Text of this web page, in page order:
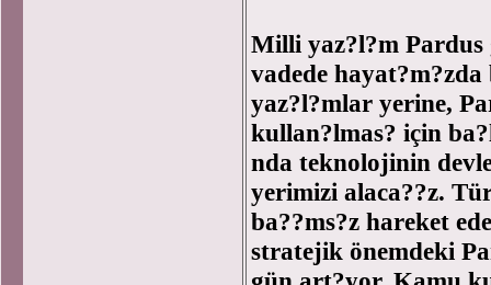
Milli yaz?l?m Pardus
vadede hayat?m?zda
yaz?l?mlar yerine,
kullan?lmas? için
nda teknolojinin
yerimizi alaca??z.
ba??ms?z hareket
stratejik önemdeki